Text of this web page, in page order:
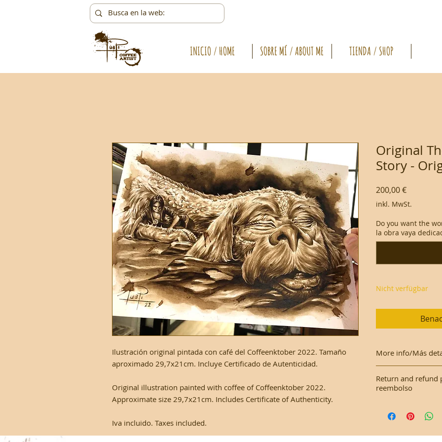
INICIO / HOME SOBRE MÍ / ABOUT ME TIENDA / SHOP
Ilustración original pintada con café del Coffeenktober 2022. Tamaño
aproximado 29,7x21cm. Incluye Certificado de Autenticidad.
Original illustration painted with coffee of Coffeenktober 2022.
Approximate size 29,7x21cm. Includes Certificate of Authenticity.
Iva incluido. Taxes included.
Original
Story -
200,00 €Preis
inkl. MwSt.
Do you want the
la obra vaya
Nicht verfügbar
More info/Más
with a plastic
una funda de
Return and refund
reembolso
devoluciones.